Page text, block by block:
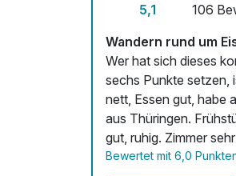
5,1
106
Wandern rund um
Wer hat sich dieses
sechs Punkte setzen, ist Ihnen
nett, Essen gut, habe
aus Thüringen. Frühstück
gut, ruhig. Zimmer
Bewertet mit 6,0